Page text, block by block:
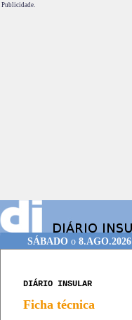
Publicidade.
SÁBADOo 8.AGO.2026
DIÁRIO INSULAR
Ficha técnica